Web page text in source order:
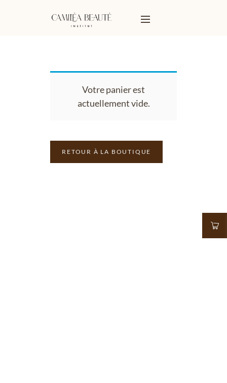
Votre panier est
actuellement vide.
RETOUR À LA BOUTIQUE